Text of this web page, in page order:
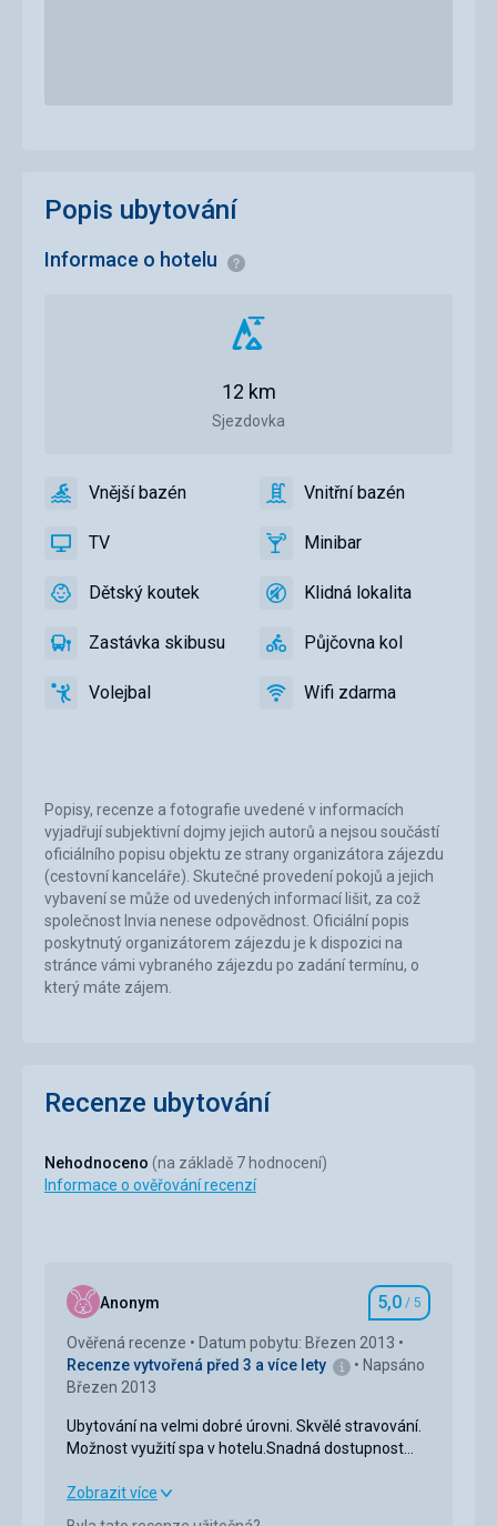
Popisy, recenze a fotografie uvedené v informacích
vyjadřují subjektivní dojmy jejich autorů a nejsou součástí
oficiálního popisu objektu ze strany organizátora zájezdu
(cestovní kanceláře). Skutečné provedení pokojů a jejich
vybavení se může od uvedených informací lišit, za což
společnost Invia nenese odpovědnost. Oficiální popis
poskytnutý organizátorem zájezdu je k dispozici na
stránce vámi vybraného zájezdu po zadání termínu, o
který máte zájem.
Popis ubytování
Informace o hotelu Informace
Vzdálenost
sjezdovky
Sjezdovka
12 km
VnějšíVnější bazén
ano
VnitřníVnitřní bazén
ano
TV TV
ano MinibarMinibar
ano
Dětský
Dětské
Dětský
Dětský koutek
ano
KlidnáKlidná lokalita
ano
ZastávkaZastávka skibusu
ano
PůjčovnaPůjčovna kol
ano
VolejbalVolejbal
ano
Wifi
Wifi zdarma
ano
Recenze ubytování
Nehodnoceno (na základě 7 hodnocení)
Informace o ověřování recenzí
Anonym Hodnocení
5,0 / 5
Ověřená recenze
Datum pobytu: Březen 2013
Recenze vytvořená před 3 a více lety
Napsáno
Březen 2013
Ubytování na velmi dobré úrovni. Skvělé stravování.
Možnost využití spa v hotelu.Snadná dostupnost
Ubytování na velmi dobré úrovni. Skvělé stravování.
Možnost využití spa v hotelu.Snadná dostupnost
Zobrazit více